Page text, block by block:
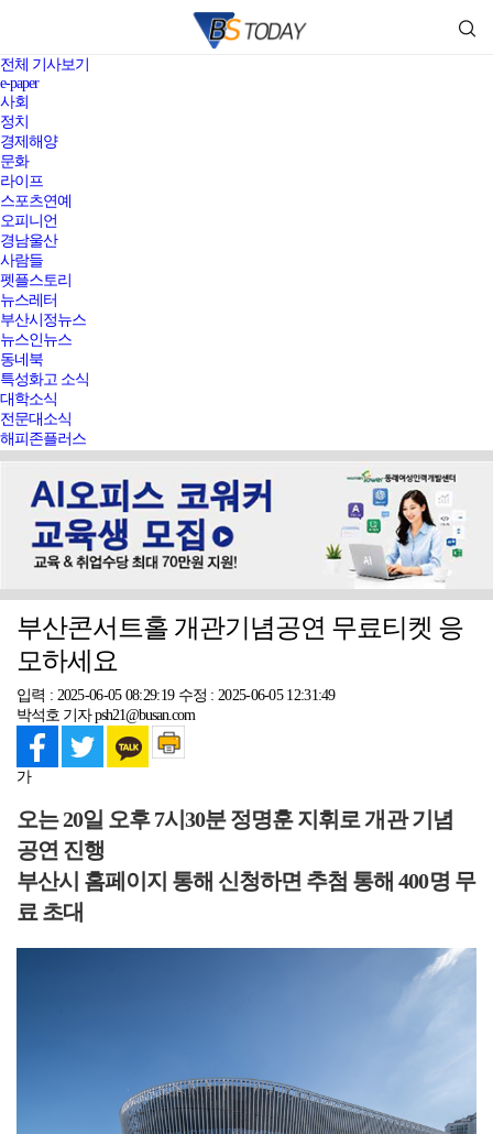
전체 기사보기
e-paper
사회
정치
경제해양
문화
라이프
스포츠연예
오피니언
경남울산
사람들
펫플스토리
뉴스레터
부산시정뉴스
뉴스인뉴스
동네북
특성화고 소식
대학소식
전문대소식
해피존플러스
부산콘서트홀 개관기념공연 무료티켓 응
모하세요
입력 : 2025-06-05 08:29:19 수정 : 2025-06-05 12:31:49
박석호 기자 psh21@busan.com
가
오는 20일 오후 7시30분 정명훈 지휘로 개관 기념
공연 진행
부산시 홈페이지 통해 신청하면 추첨 통해 400명 무
료 초대